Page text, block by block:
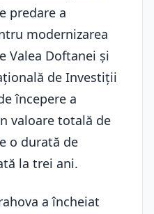
predare a
modernizarea
Valea Doftanei şi
de Investiţii
începere a
valoare totală de
o durată de
la trei ani.
a încheiat